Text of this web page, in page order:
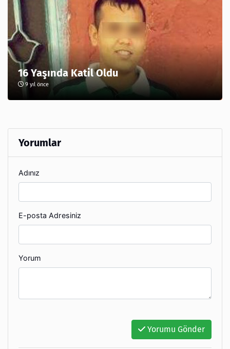
16 Yaşında Katil Oldu
9 yıl önce
Yorumlar
Adınız
E-posta Adresiniz
Yorum
Yorumu Gönder